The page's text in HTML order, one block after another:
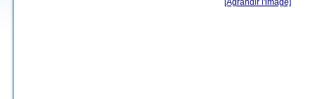
[Agrandir l'image]